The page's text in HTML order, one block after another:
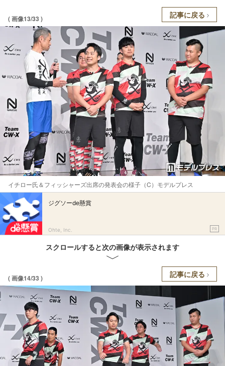
( 画像13/33 ) 記事に戻る
イチロー氏＆フィッシャーズ出席の発表会の様子（C）モデルプレス
ジグソーde懸賞
Ohte, Inc. PR
スクロールすると次の画像が表示されます
( 画像14/33 ) 記事に戻る